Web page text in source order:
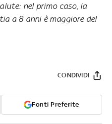
nel primo caso, la
a 8 anni è maggiore del
Fonti Preferite
CONDIVIDI